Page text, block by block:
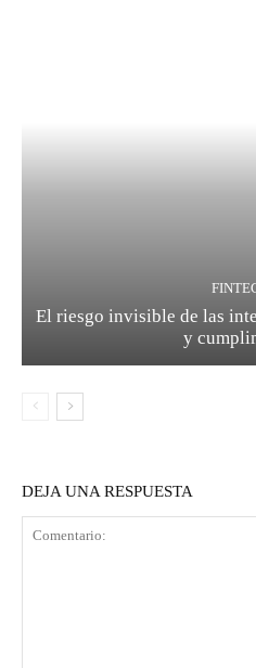
El riesgo invisible de las
y
DEJA UNA RESPUESTA